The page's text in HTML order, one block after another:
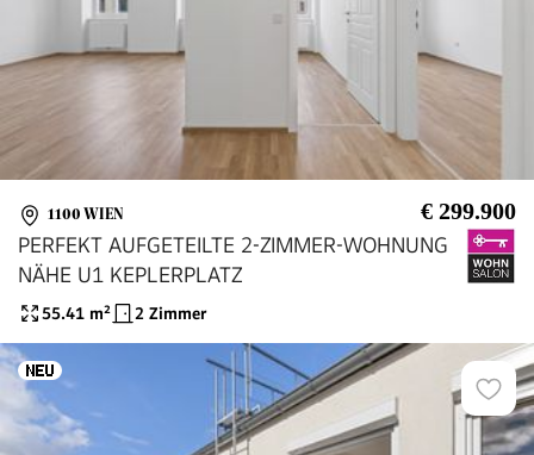
1100 WIEN € 299.900
PERFEKT AUFGETEILTE 2-ZIMMER-WOHNUNG
NÄHE U1 KEPLERPLATZ
55.41 m² 2 Zimmer